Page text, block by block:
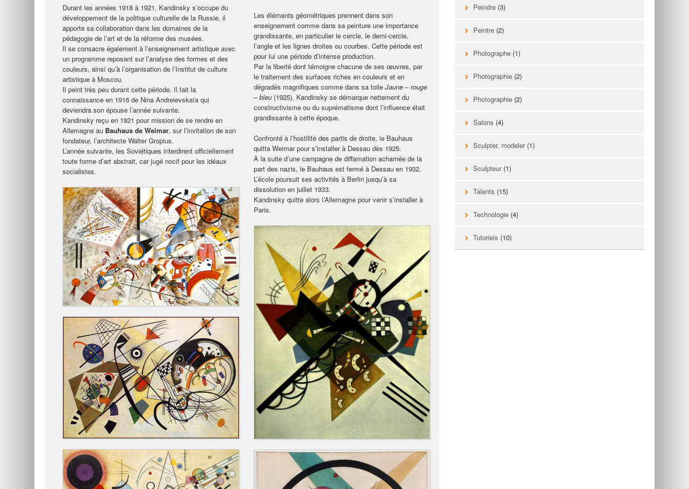
Durant les années 1918 à 1921, Kandinsky s’occupe du
développement de la politique culturelle de la Russie, il
apporte sa collaboration dans les domaines de la
pédagogie de l’art et de la réforme des musées.
Il se consacre également à l’enseignement artistique avec
un programme reposant sur l’analyse des formes et des
couleurs, ainsi qu’à l’organisation de l’Institut de culture
artistique à Moscou.
Il peint très peu durant cette période. Il fait la
connaissance en 1916 de Nina Andreievskaïa qui
deviendra son épouse l’année suivante.
Kandinsky reçu en 1921 pour mission de se rendre en
Allemagne au Bauhaus de Weimar, sur l’invitation de son
fondateur, l’architecte Walter Gropius.
L’année suivante, les Soviétiques interdirent officiellement
toute forme d’art abstrait, car jugé nocif pour les idéaux
socialistes.
Les éléments géométriques prennent dans son
enseignement comme dans sa peinture une importance
grandissante, en particulier le cercle, le demi-cercle,
l’angle et les lignes droites ou courbes. Cette période est
pour lui une période d’intense production.
Par la liberté dont témoigne chacune de ses œuvres, par
le traitement des surfaces riches en couleurs et en
dégradés magnifiques comme dans sa toile Jaune – rouge
– bleu(1925), Kandinsky se démarque nettement du
constructivisme ou du suprématisme dont l’influence était
grandissante à cette époque.
Confronté à l’hostilité des partis de droite, le Bauhaus
quitta Weimar pour s’installer à Dessau dès 1925.
À la suite d’une campagne de diffamation acharnée de la
part des nazis, le Bauhaus est fermé à Dessau en 1932.
L’école poursuit ses activités à Berlin jusqu’à sa
dissolution en juillet 1933.
Kandinsky quitte alors l’Allemagne pour venir s’installer à
Paris.
Peindre (3)
Peintre (2)
Photographe (1)
Photographie (2)
Photographie (2)
Salons (4)
Sculpter, modeler(1)
Sculpteur(1)
Talents (15)
Technologie (4)
Tutoriels (10)